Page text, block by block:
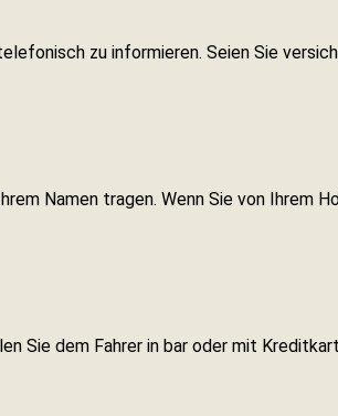
zu informieren. Seien Sie
Namen tragen. Wenn Sie von Ihrem
Sie dem Fahrer in bar oder mit